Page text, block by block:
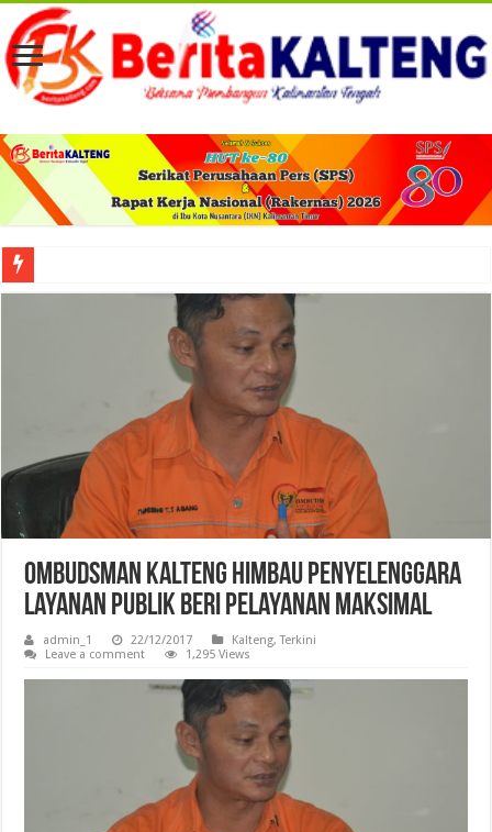
Viral! Selama Dua Bulan Lebih Siltap Serta Tunjangan Pemdes dan BPD di
OMBUDSMAN Kalteng Himbau Penyelenggara
Layanan Publik Beri Pelayanan Maksimal
admin_1 22/12/2017 Kalteng,Terkini
Leave a comment
1,295 Views